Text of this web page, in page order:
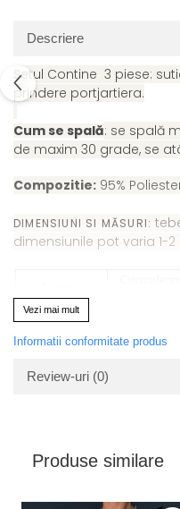
Descriere
Setul Contine 3 piese:
prindere portjartiera.
Cum se spală: se spală
de maxim 30 grade, se
Compozitie: 95%
DIMENSIUNI SI MĂSURI:
dimensiunile pot varia 1-
Vezi mai mult
Informatii conformitate produs
Review-uri (0)
Produse similare